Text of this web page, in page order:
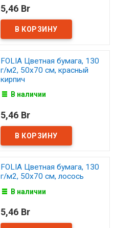
5,46 Br
FOLIA Цветная бумага, 130
г/м2, 50х70 см, красный
кирпич
В наличии
5,46 Br
FOLIA Цветная бумага, 130
г/м2, 50х70 см, лосось
В наличии
5,46 Br